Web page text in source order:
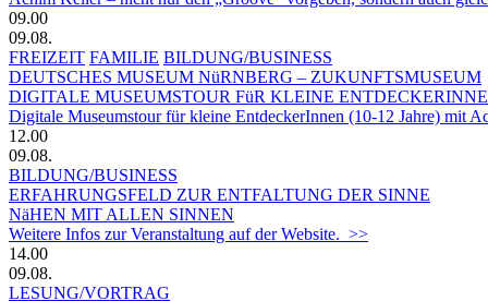
09.00
09.08.
FREIZEIT FAMILIE BILDUNG/BUSINESS
DEUTSCHES MUSEUM NüRNBERG – ZUKUNFTSMUSEUM
DIGITALE MUSEUMSTOUR FüR KLEINE
Digitale Museumstour für kleine EntdeckerInnen (10-12 Jahre) mit
12.00
09.08.
BILDUNG/BUSINESS
ERFAHRUNGSFELD ZUR ENTFALTUNG DER SINNE
NäHEN MIT ALLEN SINNEN
Weitere Infos zur Veranstaltung auf der Website. >>
14.00
09.08.
LESUNG/VORTRAG